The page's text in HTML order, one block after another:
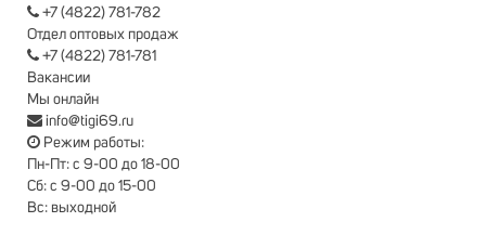
+7 (4822) 781-782
Отдел оптовых продаж
+7 (4822) 781-781
Вакансии
Мы онлайн
info@tigi69.ru
Режим работы:
Пн-Пт: с 9-00 до 18-00
Сб: с 9-00 до 15-00
Вс: выходной